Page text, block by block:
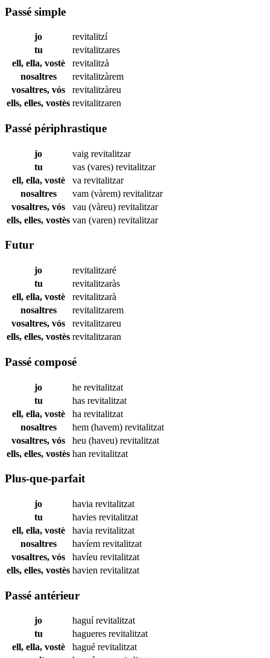
Passé simple
jo
revitalitzí
tu
revitalitzares
ell, ella, vostè
revitalitzà
nosaltres
revitalitzàrem
vosaltres, vós
revitalitzàreu
ells, elles, vostès revitalitzaren
Passé périphrastique
jo vaig revitalitzar
tu
vas (vares) revitalitzar
ell, ella, vostè
va revitalitzar
nosaltres
vam (vàrem) revitalitzar
vosaltres, vós
vau (vàreu) revitalitzar
ells, elles, vostès van (varen) revitalitzar
Futur
jo
revitalitzaré
tu
revitalitzaràs
ell, ella, vostè
revitalitzarà
nosaltres
revitalitzarem
vosaltres, vós
revitalitzareu
ells, elles, vostès revitalitzaran
Passé composé
jo he revitalitzat
tu
has revitalitzat
ell, ella, vostè
ha revitalitzat
nosaltres
hem (havem) revitalitzat
vosaltres, vós
heu (haveu) revitalitzat
ells, elles, vostès han revitalitzat
Plus-que-parfait
jo havia revitalitzat
tu
havies revitalitzat
ell, ella, vostè
havia revitalitzat
nosaltres
havíem revitalitzat
vosaltres, vós
havíeu revitalitzat
ells, elles, vostès havien revitalitzat
Passé antérieur
jo haguírevitalitzat
tu
hagueres revitalitzat
ell, ella, vostè
hagué revitalitzat